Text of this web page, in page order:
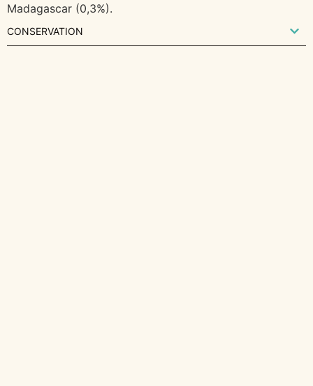
Madagascar (0,3%).
CONSERVATION